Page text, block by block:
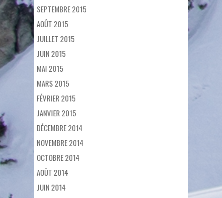
SEPTEMBRE 2015
AOÛT 2015
JUILLET 2015
JUIN 2015
MAI 2015
MARS 2015
FÉVRIER 2015
JANVIER 2015
DÉCEMBRE 2014
NOVEMBRE 2014
OCTOBRE 2014
AOÛT 2014
JUIN 2014